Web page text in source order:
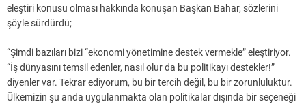
eleştiri konusu olması hakkında konuşan Başkan Bahar, sözlerini
şöyle sürdürdü;
“Şimdi bazıları bizi “ekonomi yönetimine destek vermekle” eleştiriyor.
“İş dünyasını temsil edenler, nasıl olur da bu politikayı destekler!”
diyenler var. Tekrar ediyorum, bu bir tercih değil, bu bir zorunluluktur.
Ülkemizin şu anda uygulanmakta olan politikalar dışında bir seçeneği